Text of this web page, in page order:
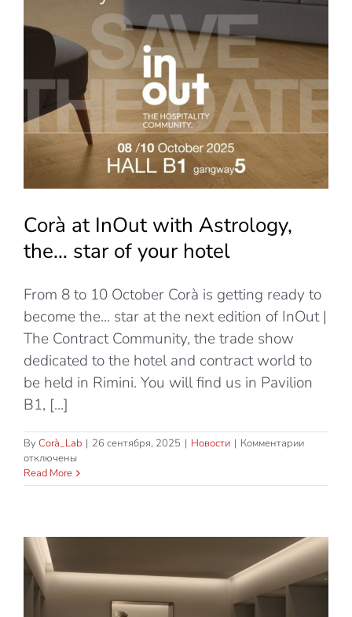
Corà at InOut with Astrology,
the… star of your hotel
From 8 to 10 October Corà is getting ready to
become the... star at the next edition of InOut |
The Contract Community, the trade show
dedicated to the hotel and contract world to
be held in Rimini. You will find us in Pavilion
B1, [...]
By Corà_Lab | 26 сентября, 2025 | Новости | Комментариик
at
the…
star
of
отключены
Read More